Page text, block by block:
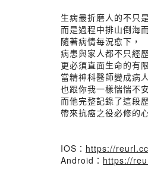
生病最折磨人的不只
而是過程中排山倒海
隨著病情每況愈下，
病患與家人都不只經
更必須直面生命的有
當精神科醫師變成病
也跟你我一樣惴惴不
而他完整記錄了這段
帶來抗癌之役必修的
IOS： https://
Android： https://